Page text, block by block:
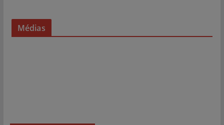
Médias